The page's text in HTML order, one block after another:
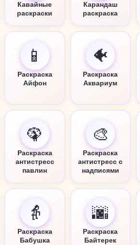
Кавайные
раскраски
Карандаш
раскраска
📱
Раскраска
Айфон
🐠
Раскраска
Аквариум
🦚
Раскраска
антистресс
павлин
🎨
Раскраска
антистресс с
надписями
👵
Раскраска
Бабушка
🌆
Раскраска
Байтерек